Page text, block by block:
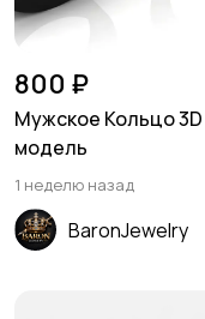
800 ₽
Мужское Кольцо 3D
модель
1 неделю назад
BaronJewelry